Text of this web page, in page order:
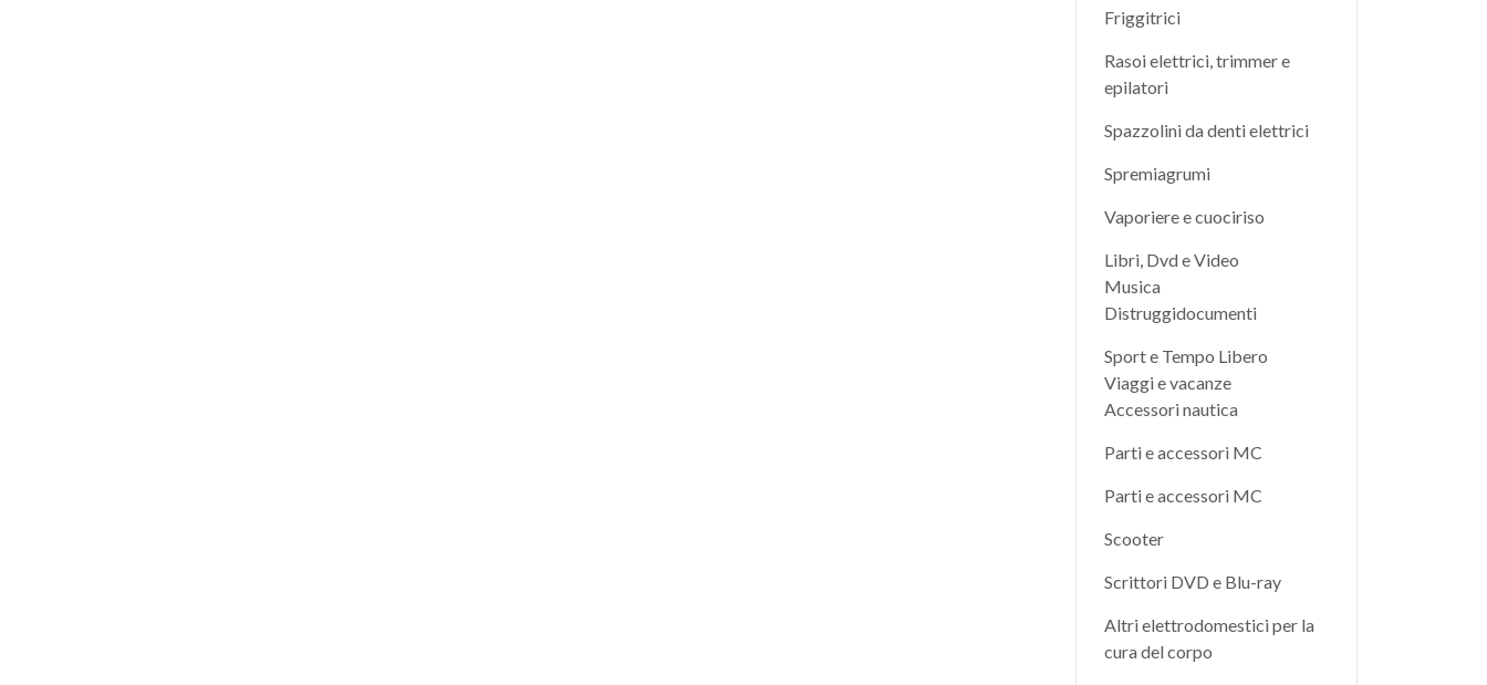
Friggitrici
Rasoi elettrici, trimmer e
epilatori
Spazzolini da denti elettrici
Spremiagrumi
Vaporiere e cuociriso
Libri, Dvd e Video
Musica
Distruggidocumenti
Sport e Tempo Libero
Viaggi e vacanze
Accessori nautica
Parti e accessori MC
Parti e accessori MC
Scooter
Scrittori DVD e Blu-ray
Altri elettrodomestici per la
cura del corpo